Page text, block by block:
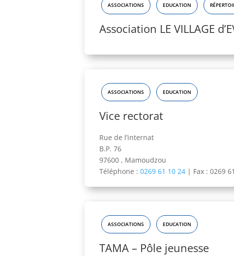
ASSOCIATIONS EDUCATION
Association LE VILLAGE
ASSOCIATIONS EDUCATION
Vice rectorat
Rue de l’internat
B.P. 76
97600 , Mamoudzou
Téléphone : 0269 61 10 24 | Fax : 0269
ASSOCIATIONS EDUCATION
TAMA – Pôle jeunesse